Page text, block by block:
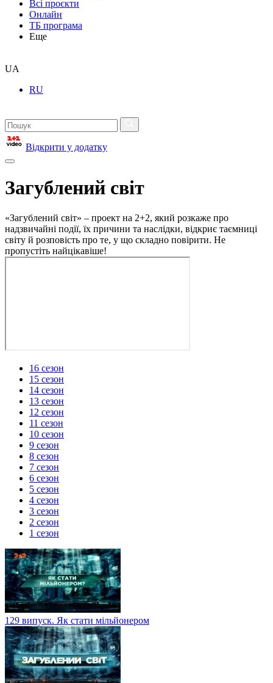
Всі проєкти
Онлайн
ТБ програма
Еще
UA
RU
Відкрити у додатку
Загублений світ
«Загублений світ» – проект на 2+2, який розкаже про
надзвичайні події, їх причини та наслідки, відкриє таємниці
світу й розповість про те, у що складно повірити. Не
пропустіть найцікавіше!
16 сезон
15 сезон
14 сезон
13 сезон
12 сезон
11 сезон
10 сезон
9 сезон
8 сезон
7 сезон
6 сезон
5 сезон
4 сезон
3 сезон
2 сезон
1 сезон
129 випуск. Як стати мільйонером